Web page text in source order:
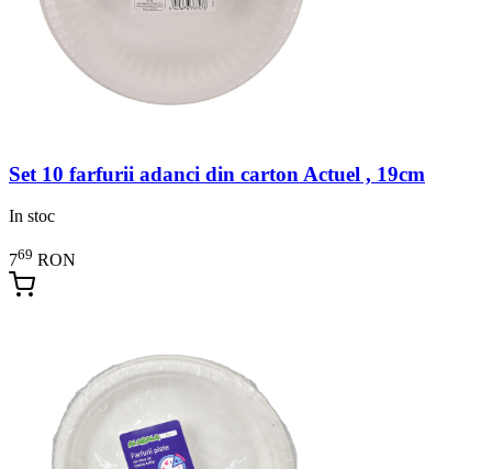
Set 10 farfurii adanci din carton Actuel , 19cm
In stoc
769 RON